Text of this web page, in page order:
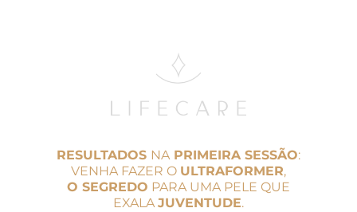
RESULTADOS NAPRIMEIRA SESSÃO:
VENHA FAZER O ULTRAFORMER,
O SEGREDO PARA UMA PELE QUE
EXALAJUVENTUDE.